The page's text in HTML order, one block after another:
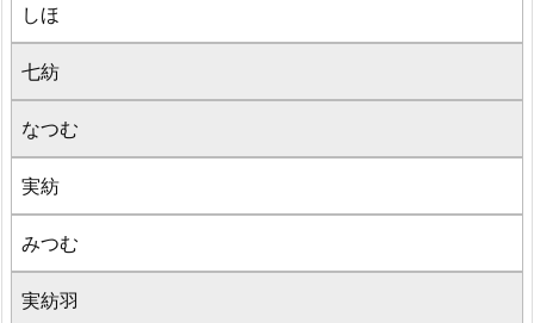
しほ
七紡
なつむ
実紡
みつむ
実紡羽